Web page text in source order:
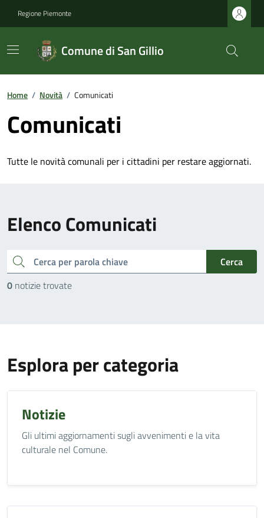
Regione Piemonte
Comune di San Gillio
Home / Novità / Comunicati
Comunicati
Tutte le novità comunali per i cittadini per restare aggiornati.
Elenco Comunicati
cerca
Cerca
0 notizie trovate
Esplora per categoria
Notizie
Gli ultimi aggiornamenti sugli avvenimenti e la vita
culturale nel Comune.